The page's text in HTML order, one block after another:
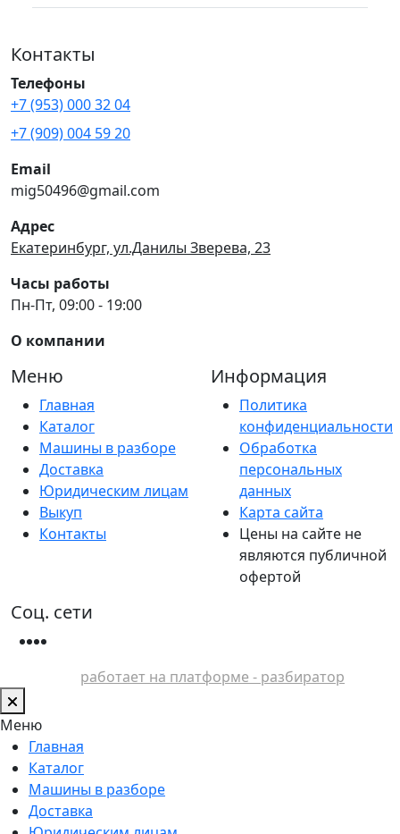
Контакты
Телефоны
+7 (953) 000 32 04
+7 (909) 004 59 20
Email
mig50496@gmail.com
Адрес
Екатеринбург, ул.Данилы Зверева, 23
Часы работы
Пн-Пт, 09:00 - 19:00
О компании
Меню
Главная
Каталог
Машины в разборе
Доставка
Юридическим лицам
Выкуп
Контакты
Информация
Политика
конфиденциальности
Обработка
персональных
данных
Карта сайта
Цены на сайте не
являются публичной
офертой
Соц. сети
работает на платформе - разбиратор
Меню
Главная
Каталог
Машины в разборе
Доставка